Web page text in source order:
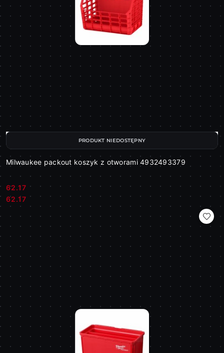
Milwaukee packout koszyk z otworami 4932493379
Cena:
62.17
Cena:
62.17
PRODUKT NIEDOSTĘPNY